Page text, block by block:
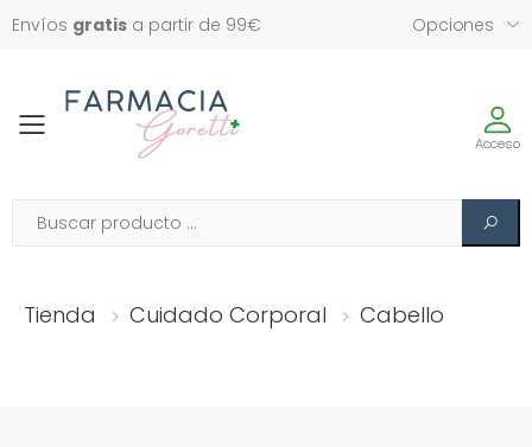
Envíos gratis a partir de 99€ Opciones
Toggle Acceso
Tienda Cuidado Corporal Cabello